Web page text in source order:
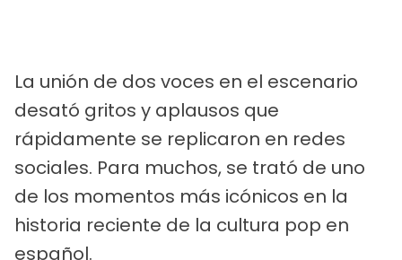
La unión de dos voces en el escenario
desató gritos y aplausos que
rápidamente se replicaron en redes
sociales. Para muchos, se trató de uno
de los momentos más icónicos en la
historia reciente de la cultura pop en
español.